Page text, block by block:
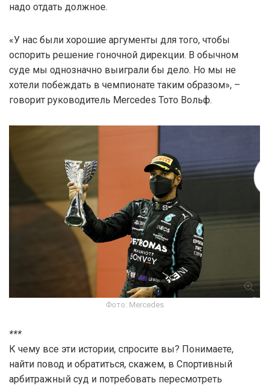
надо отдать должное.
«У нас были хорошие аргументы для того, чтобы
оспорить решение гоночной дирекции. В обычном
суде мы однозначно выиграли бы дело. Но мы не
хотели побеждать в чемпионате таким образом», –
говорит руководитель Mercedes Тото Вольф.
Фото: Mercedes
***
К чему все эти истории, спросите вы? Понимаете,
найти повод и обратиться, скажем, в Спортивный
арбитражный суд и потребовать пересмотреть